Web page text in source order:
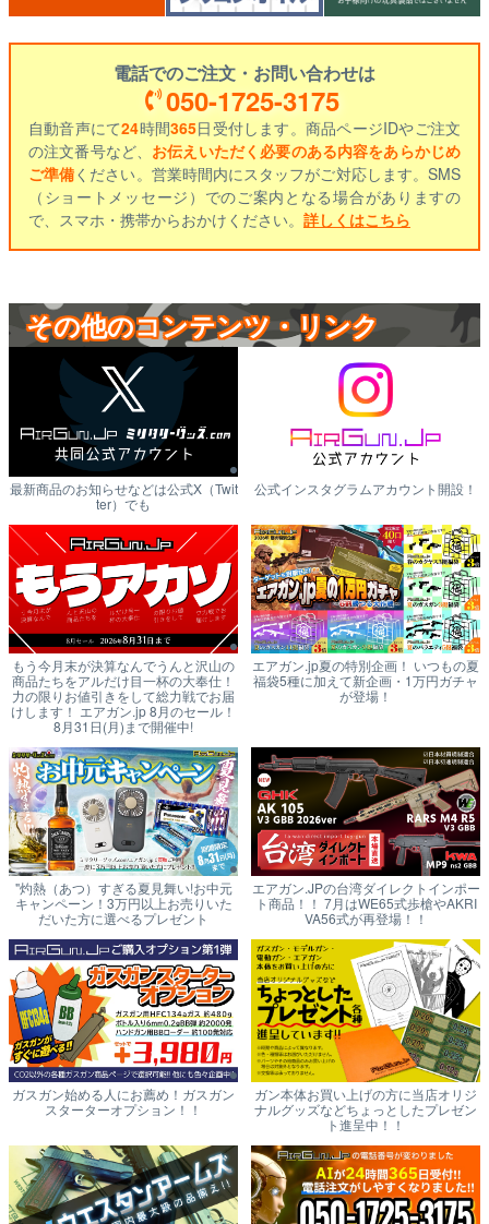
電話でのご注文・お問い合わせは
050-1725-3175
自動音声にて24時間365日受付します。商品ページIDやご注文
の注文番号など、 お伝えいただく必要のある内容をあらかじめ
ご準備ください。営業時間内にスタッフがご対応します。SMS
（ショートメッセージ）でのご案内となる場合がありますの
で、スマホ・携帯からおかけください。 詳しくはこちら
その他のコンテンツ・リンク
最新商品のお知らせなどは公式X（Twit
ter）でも
公式インスタグラムアカウント開設！
もう今月末が決算なんでうんと沢山の
商品たちをアルだけ目一杯の大奉仕！
力の限りお値引きをして総力戦でお届
けします！ エアガン.jp 8月のセール！
8月31日(月)まで開催中!
エアガン.jp夏の特別企画！ いつもの夏
福袋5種に加えて新企画・1万円ガチャ
が登場！
"灼熱（あつ）すぎる夏見舞い!お中元
キャンペーン！3万円以上お売りいた
だいた方に選べるプレゼント
エアガン.JPの台湾ダイレクトインポー
ト商品！！ 7月はWE65式歩槍やAKRI
VA56式が再登場！！
ガスガン始める人にお薦め！ガスガン
スターターオプション！！
ガン本体お買い上げの方に当店オリジ
ナルグッズなどちょっとしたプレゼン
ト進呈中！！